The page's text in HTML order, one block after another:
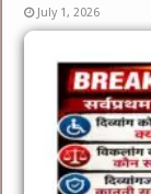
July 1, 2026